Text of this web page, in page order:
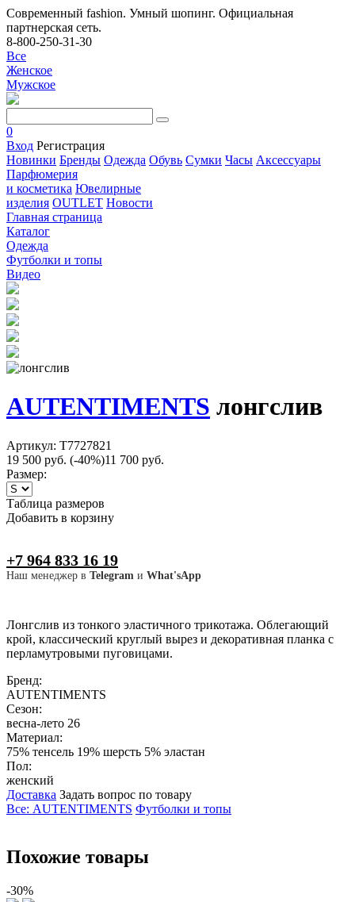
Современный fashion. Умный шопинг. Официальная
партнерская сеть.
8-800-250-31-30
Все
Женское
Мужское
0
Вход Регистрация
Новинки Бренды Одежда Обувь Сумки Часы Аксессуары
Парфюмерия
и косметика Ювелирные
изделия OUTLET Новости
Главная страница
Каталог
Одежда
Футболки и топы
Видео
AUTENTIMENTS лонгслив
Артикул: T7727821
19 500 руб. (-40%)11 700 руб.
Размер:
Таблица размеров
Добавить в корзину
+7 964 833 16 19
Наш менеджер в Telegram и What'sApp
Лонгслив из тонкого эластичного трикотажа. Облегающий
крой, классический круглый вырез и декоративная планка с
перламутровыми пуговицами.
Бренд:
AUTENTIMENTS
Сезон:
весна-лето 26
Материал:
75% тенсель 19% шерсть 5% эластан
Пол:
женский
Доставка Задать вопрос по товару
Все: AUTENTIMENTS Футболки и топы
Похожие товары
-30%